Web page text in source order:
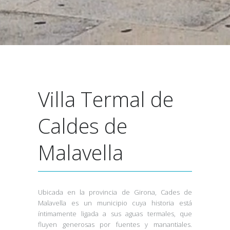
Villa Termal de
Caldes de
Malavella
Ubicada en la provincia de Girona, Cades de
Malavella es un municipio cuya historia está
íntimamente ligada a sus aguas termales, que
fluyen generosas por fuentes y manantiales.